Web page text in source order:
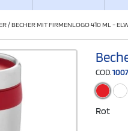
/BECHER MIT FIRMENLOGO 410 ML -
COD.
Rot